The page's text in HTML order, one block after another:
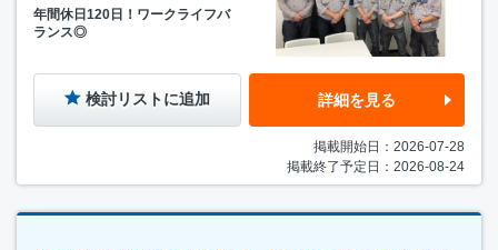
年間休日120日！ワークライフバ
ランス◎
検討リストに追加 詳細を見る
掲載開始日：2026-07-28
掲載終了予定日：2026-08-24